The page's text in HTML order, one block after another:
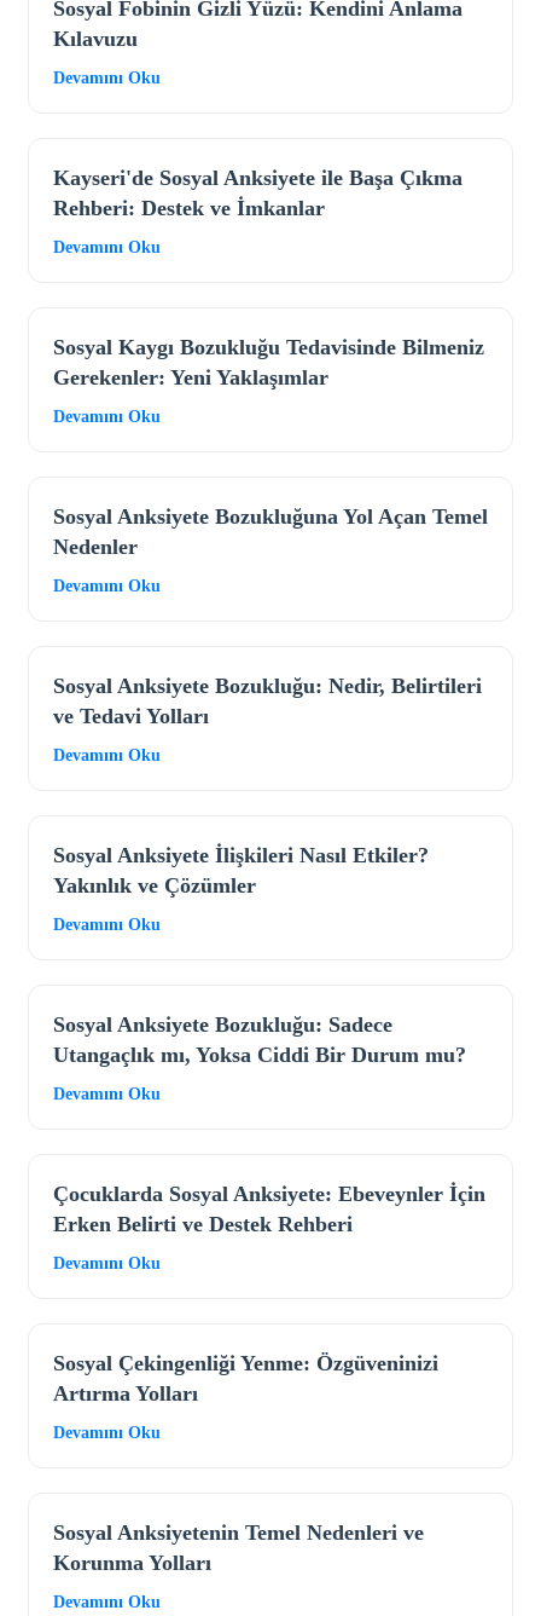
Sosyal Fobinin Gizli Yüzü: Kendini Anlama
Kılavuzu
Devamını Oku
Kayseri'de Sosyal Anksiyete ile Başa Çıkma
Rehberi: Destek ve İmkanlar
Devamını Oku
Sosyal Kaygı Bozukluğu Tedavisinde Bilmeniz
Gerekenler: Yeni Yaklaşımlar
Devamını Oku
Sosyal Anksiyete Bozukluğuna Yol Açan Temel
Nedenler
Devamını Oku
Sosyal Anksiyete Bozukluğu: Nedir, Belirtileri
ve Tedavi Yolları
Devamını Oku
Sosyal Anksiyete İlişkileri Nasıl Etkiler?
Yakınlık ve Çözümler
Devamını Oku
Sosyal Anksiyete Bozukluğu: Sadece
Utangaçlık mı, Yoksa Ciddi Bir Durum mu?
Devamını Oku
Çocuklarda Sosyal Anksiyete: Ebeveynler İçin
Erken Belirti ve Destek Rehberi
Devamını Oku
Sosyal Çekingenliği Yenme: Özgüveninizi
Artırma Yolları
Devamını Oku
Sosyal Anksiyetenin Temel Nedenleri ve
Korunma Yolları
Devamını Oku